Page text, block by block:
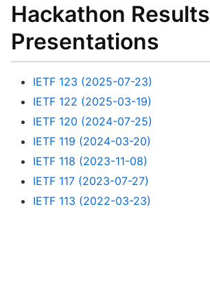
Hackathon Results
Presentations
IETF 123 (2025-07-23)
IETF 122 (2025-03-19)
IETF 120 (2024-07-25)
IETF 119 (2024-03-20)
IETF 118 (2023-11-08)
IETF 117 (2023-07-27)
IETF 113 (2022-03-23)